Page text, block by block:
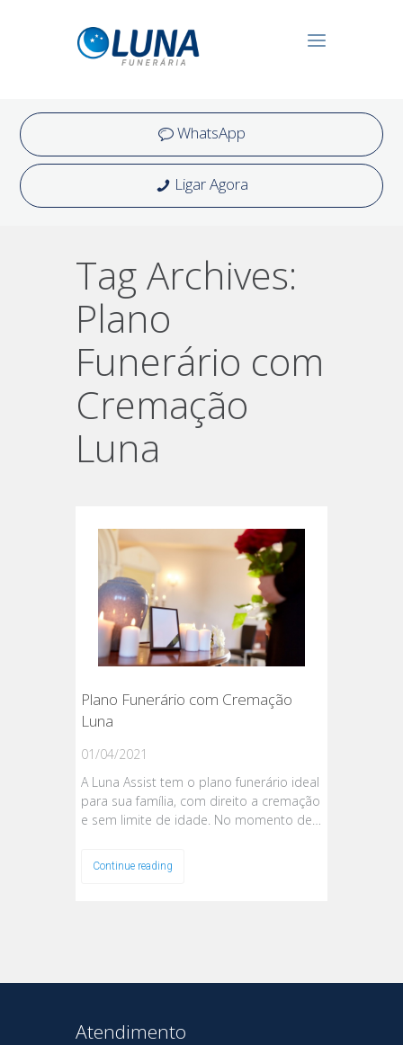
WhatsApp
Ligar Agora
Tag Archives:
Plano
Funerário com
Cremação
Luna
Plano Funerário com Cremação
Luna
01/04/2021
A Luna Assist tem o plano funerário ideal
para sua família, com direito a cremação
e sem limite de idade. No momento de…
Continue reading
Atendimento